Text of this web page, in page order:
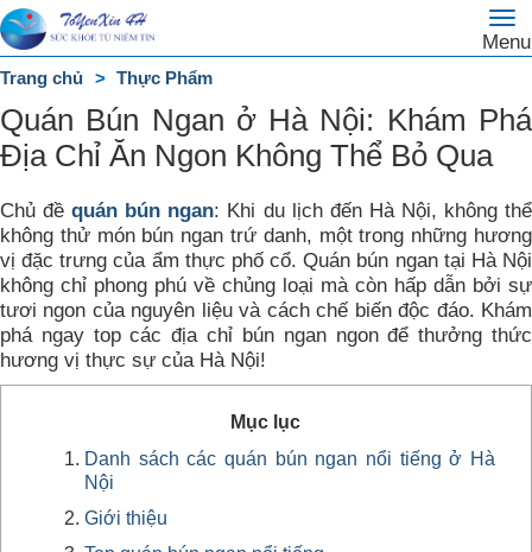
Menu
Trang
chủ
DANH
MỤC
Trang chủ Thực Phẩm
Quán Bún Ngan ở Hà Nội: Khám Phá
Địa Chỉ Ăn Ngon Không Thể Bỏ Qua
Chủ đềquán bún ngan: Khi du lịch đến Hà Nội, không thể
không thử món bún ngan trứ danh, một trong những hương
vị đặc trưng của ẩm thực phố cổ. Quán bún ngan tại Hà Nội
không chỉ phong phú về chủng loại mà còn hấp dẫn bởi sự
tươi ngon của nguyên liệu và cách chế biến độc đáo. Khám
phá ngay top các địa chỉ bún ngan ngon để thưởng thức
hương vị thực sự của Hà Nội!
Mục lục
Danh sách các quán bún ngan nổi tiếng ở Hà
Nội
Giới thiệu